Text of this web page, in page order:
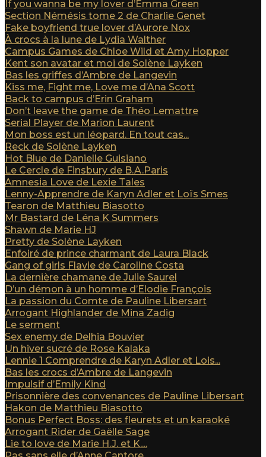
If you wanna be my lover d’Emma Green
Section Némésis tome 2 de Charlie Genet
Fake boyfriend true lover d’Aurore Nox
À crocs à la lune de Lydia Walther
Campus Games de Chloe Wild et Amy Hopper
Kent son avatar et moi de Solène Layken
Bas les griffes d’Ambre de Langevin
Kiss me, Fight me, Love me d’Ana Scott
Back to campus d’Erin Graham
Don’t leave the game de Théo Lemattre
Serial Player de Marion Laurent
Mon boss est un léopard. En tout cas...
Reck de Solène Layken
Hot Blue de Danielle Guisiano
Le Cercle de Finsbury de B.A.Paris
Amnesia Love de Lexie Tales
Lenny-Apprendre de Karyn Adler et Loïs Smes
Tearon de Matthieu Biasotto
Mr Bastard de Léna K Summers
Shawn de Marie HJ
Pretty de Solène Layken
Enfoiré de prince charmant de Laura Black
Gang of girls Flavie de Caroline Costa
La dernière chamane de Julie Saurel
D’un démon à un homme d’Elodie François
La passion du Comte de Pauline Libersart
Arrogant Highlander de Mina Zadig
Le serment
Sex enemy de Delhia Bouvier
Un hiver sucré de Rose Kalaka
Lennie 1 Comprendre de Karyn Adler et Lois...
Bas les crocs d’Ambre de Langevin
Impulsif d’Emily Kind
Prisonnière des convenances de Pauline Libersart
Hakon de Matthieu Biasotto
Bonus Perfect Boss: des fleurets et un karaoké
Arrogant Rider de Gaëlle Sage
Lie to love de Marie H.J. et K....